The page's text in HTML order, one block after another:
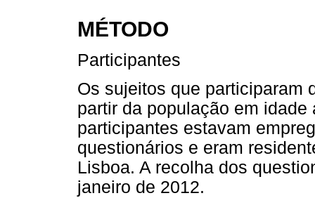
MÉTODO
Participantes
Os sujeitos que participaram
partir da população em
participantes estavam
questionários e eram
Lisboa. A recolha dos
janeiro de 2012.